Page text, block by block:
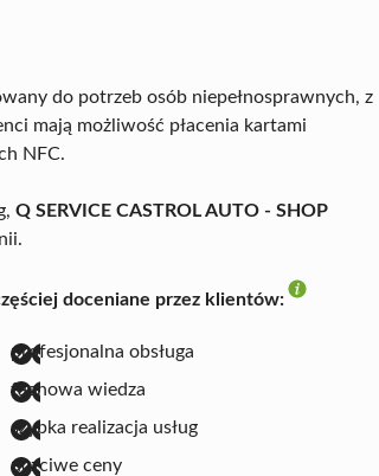
do potrzeb osób niepełnosprawnych, z
mają możliwość płacenia kartami
NFC.
Q SERVICE CASTROL AUTO - SHOP
doceniane przez klientów:
profesjonalna obsługa
fachowa wiedza
szybka realizacja usług
uczciwe ceny